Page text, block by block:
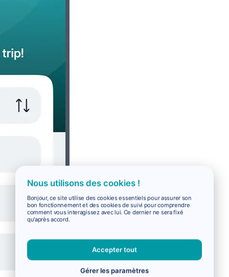
Nous utilisons des cookies !
Bonjour, ce site utilise des cookies essentiels pour assurer son
bon fonctionnement et des cookies de suivi pour comprendre
comment vous interagissez avec lui. Ce dernier ne sera fixé
qu'après accord.
Accepter tout
Gérer les paramètres